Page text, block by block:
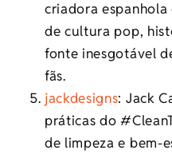
criadora espanhola
de cultura pop,
fonte inesgotável
fãs.
jackdesigns: Jack
práticas do
de limpeza e bem-